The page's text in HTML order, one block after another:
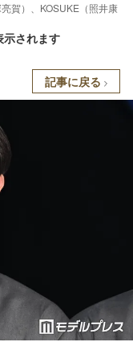
賀）、KOSUKE（照井康
示されます
記事に戻る